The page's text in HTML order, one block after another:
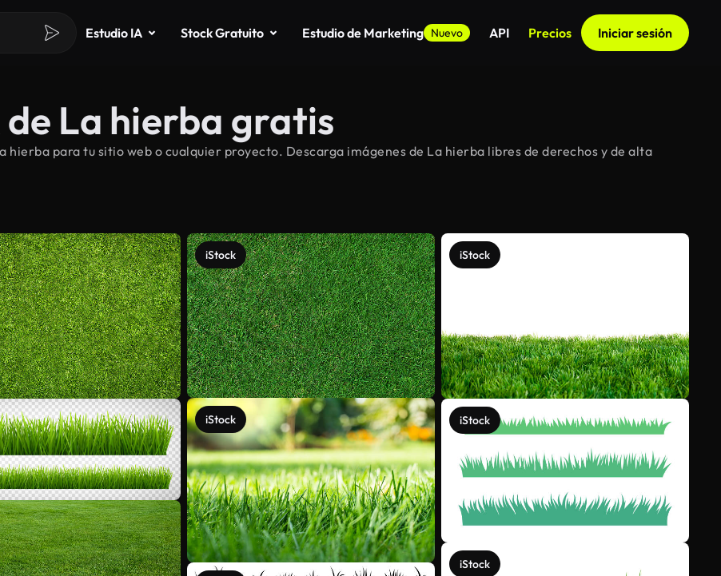
Estudio IA Stock Gratuito Estudio de Marketing Nuevo API Precios Iniciar sesión
La hierba gratis
hierba para tu sitio web o cualquier proyecto. Descarga imágenes de La hierba libres de derechos y de alta
iStock
iStock
iStock
iStock
iStock